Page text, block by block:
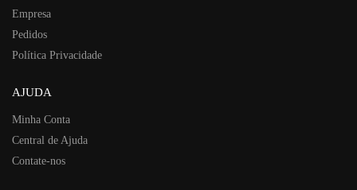
Empresa
Pedidos
Política Privacidade
AJUDA
Minha Conta
Central de Ajuda
Contate-nos